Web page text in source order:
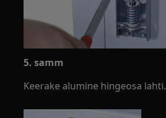
5. samm
Keerake alumine hingeosa lahti.